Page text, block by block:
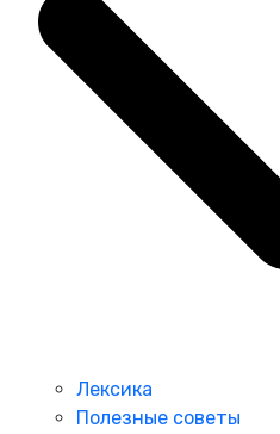
Лексика
Полезные советы